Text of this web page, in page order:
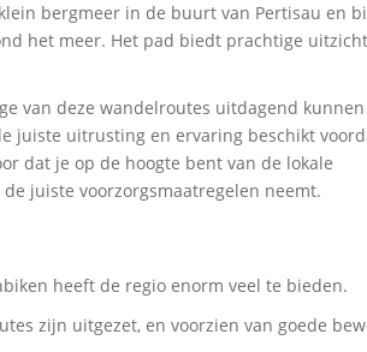
bergmeer in de buurt van Pertisau en
het meer. Het pad biedt prachtige
van deze wandelroutes uitdagend
juiste uitrusting en ervaring beschikt
dat je op de hoogte bent van de lokale
juiste voorzorgsmaatregelen neemt.
heeft de regio enorm veel te bieden.
zijn uitgezet, en voorzien van goede